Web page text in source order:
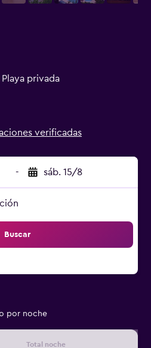
privada
verificadas
- sáb. 15/8
Buscar
por noche
Total noche